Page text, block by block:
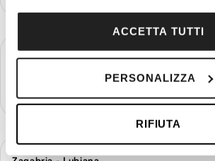
momento dalla Dichiarazione sui
sull'icona di attivazione della privacy.
Con il tuo consenso, vorremmo anche:
raccogliere informazioni sulla tua
geografica, con
Identificare il tuo dispositivo,
attivamente alla ricerca di
ACCETTA TUTTI
PERSONALIZZA
RIFIUTA
GIORNO 2
Graz - Zagabria